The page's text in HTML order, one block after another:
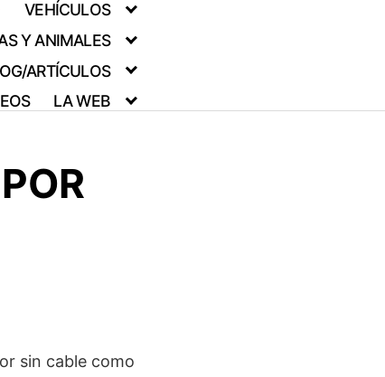
VEHÍCULOS
Y ANIMALES
ARTÍCULOS
LA WEB
sin cable como